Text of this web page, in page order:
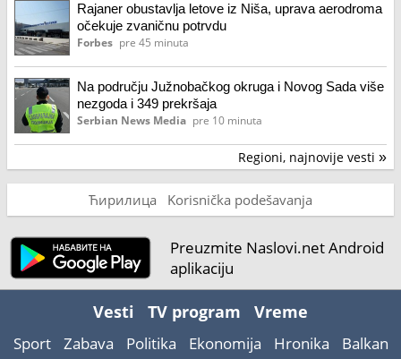
Rajaner obustavlja letove iz Niša, uprava aerodroma
očekuje zvaničnu potrvdu
Forbes pre 45 minuta
Na području Južnobačkog okruga i Novog Sada više
nezgoda i 349 prekršaja
Serbian News Media pre 10 minuta
Regioni, najnovije vesti »
Ћирилица Korisnička podešavanja
Preuzmite Naslovi.net Android
aplikaciju
Vesti TV program Vreme
Sport Zabava Politika Ekonomija Hronika Balkan